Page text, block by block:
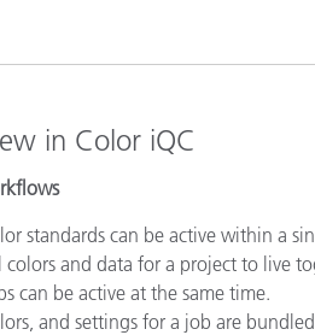
in Color iQC
standards can be active within a
and data for a project to live
can be active at the same time.
and settings for a job are